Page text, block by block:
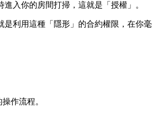
入你的房間打掃，這就是「授權」。
利用這種「隱形」的合約權限，在你毫
作流程。